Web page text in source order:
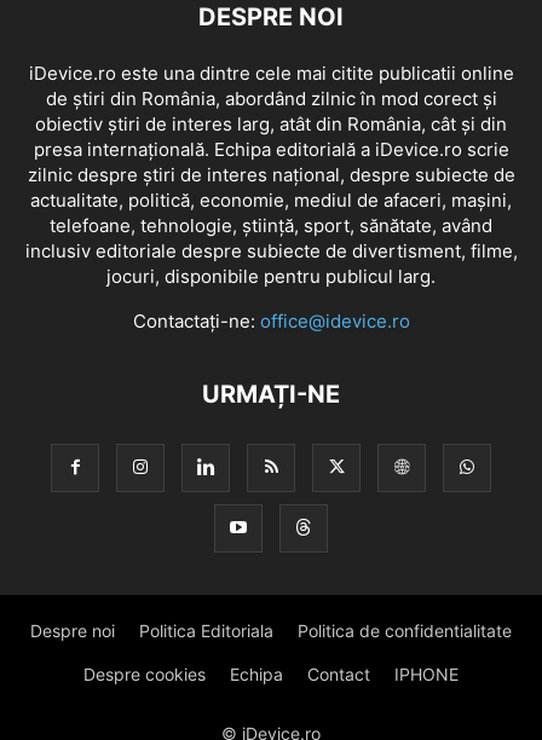
DESPRE NOI
iDevice.ro este una dintre cele mai citite publicatii online
de știri din România, abordând zilnic în mod corect și
obiectiv știri de interes larg, atât din România, cât și din
presa internațională. Echipa editorială a iDevice.ro scrie
zilnic despre știri de interes național, despre subiecte de
actualitate, politică, economie, mediul de afaceri, mașini,
telefoane, tehnologie, știință, sport, sănătate, având
inclusiv editoriale despre subiecte de divertisment, filme,
jocuri, disponibile pentru publicul larg.
Contactați-ne: office@idevice.ro
URMAȚI-NE
Despre noi Politica Editoriala Politica de confidentialitate
Despre cookies Echipa Contact IPHONE
© iDevice.ro